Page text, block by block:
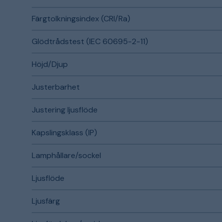
Färgtolkningsindex (CRI/Ra)
Glödtrådstest (IEC 60695-2-11)
Höjd/Djup
Justerbarhet
Justering ljusflöde
Kapslingsklass (IP)
Lamphållare/sockel
Ljusflöde
Ljusfärg